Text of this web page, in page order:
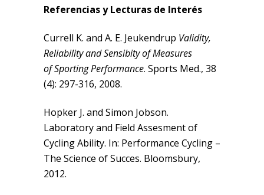
Referencias y Lecturas de Interés
Currell K. and A. E. Jeukendrup Validity,
Reliability and Sensibity of Measures
of Sporting Performance. Sports Med., 38
(4): 297-316, 2008.
Hopker J. and Simon Jobson.
Laboratory and Field Assesment of
Cycling Ability. In: Performance Cycling –
The Science of Succes. Bloomsbury,
2012.